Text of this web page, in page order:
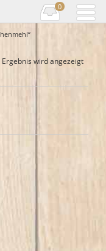
0
Ergebnis wird angezeigt